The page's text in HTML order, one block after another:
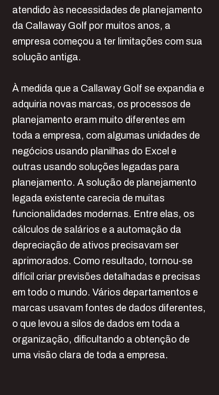
atendido às necessidades de planejamento
da Callaway Golf por muitos anos, a
empresa começou a ter limitações com sua
solução antiga.
À medida que a Callaway Golf se expandia e
adquiria novas marcas, os processos de
planejamento eram muito diferentes em
toda a empresa, com algumas unidades de
negócios usando planilhas do Excel e
outras usando soluções legadas para
planejamento. A solução de planejamento
legada existente carecia de muitas
funcionalidades modernas. Entre elas, os
cálculos de salários e a automação da
depreciação de ativos precisavam ser
aprimorados. Como resultado, tornou-se
difícil criar previsões detalhadas e precisas
em todo o mundo. Vários departamentos e
marcas usavam fontes de dados diferentes,
o que levou a silos de dados em toda a
organização, dificultando a obtenção de
uma visão clara de toda a empresa.